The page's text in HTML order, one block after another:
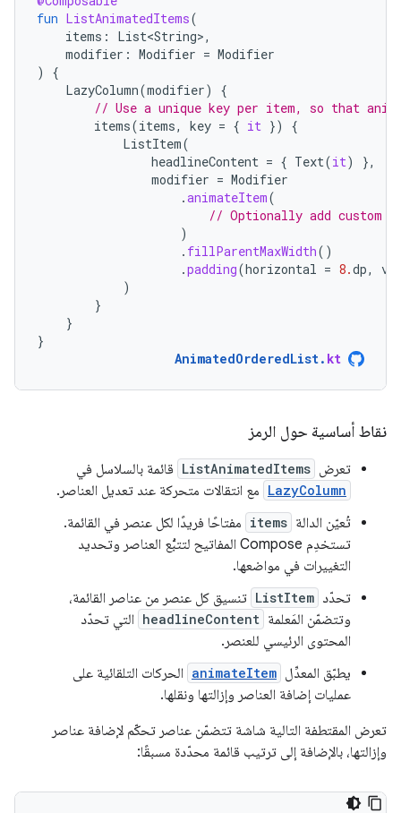
fun ListAnimatedItems(
items : List<String>,
modifier : Modifier = Modifier
)
{
LazyColumn(modifier)
{
// Use a unique key per item, so that
items(items, key = { it })
{
ListItem(
headlineContent = { Text(it)
},
modifier = Modifier
.animateItem(
// Optionally add custom
)
. fillParentMaxWidth()
.padding(horizontal = 8.dp,
)
}
}
}
AnimatedOrderedList. kt
نقاط أساسية حول الرمز
تعرض ListAnimatedItems قائمة بالسلاسل في
LazyColumn مع انتقالات متحركة عند تعديل العناصر.
تُعيّن الدالة items مفتاحًا فريدًا لكل عنصر في القائمة.
تستخدِم Compose المفاتيح لتتبُّع العناصر وتحديد
التغييرات في مواضعها.
تحدّد ListItem تنسيق كل عنصر من عناصر القائمة،
وتتضمّن المَعلمة headlineContent التي تحدّد
المحتوى الرئيسي للعنصر.
يطبّق المعدِّل animateItem الحركات التلقائية على
عمليات إضافة العناصر وإزالتها ونقلها.
تعرض المقتطفة التالية شاشة تتضمّن عناصر تحكّم لإضافة عناصر
وإزالتها، بالإضافة إلى ترتيب قائمة محدّدة مسبقًا: